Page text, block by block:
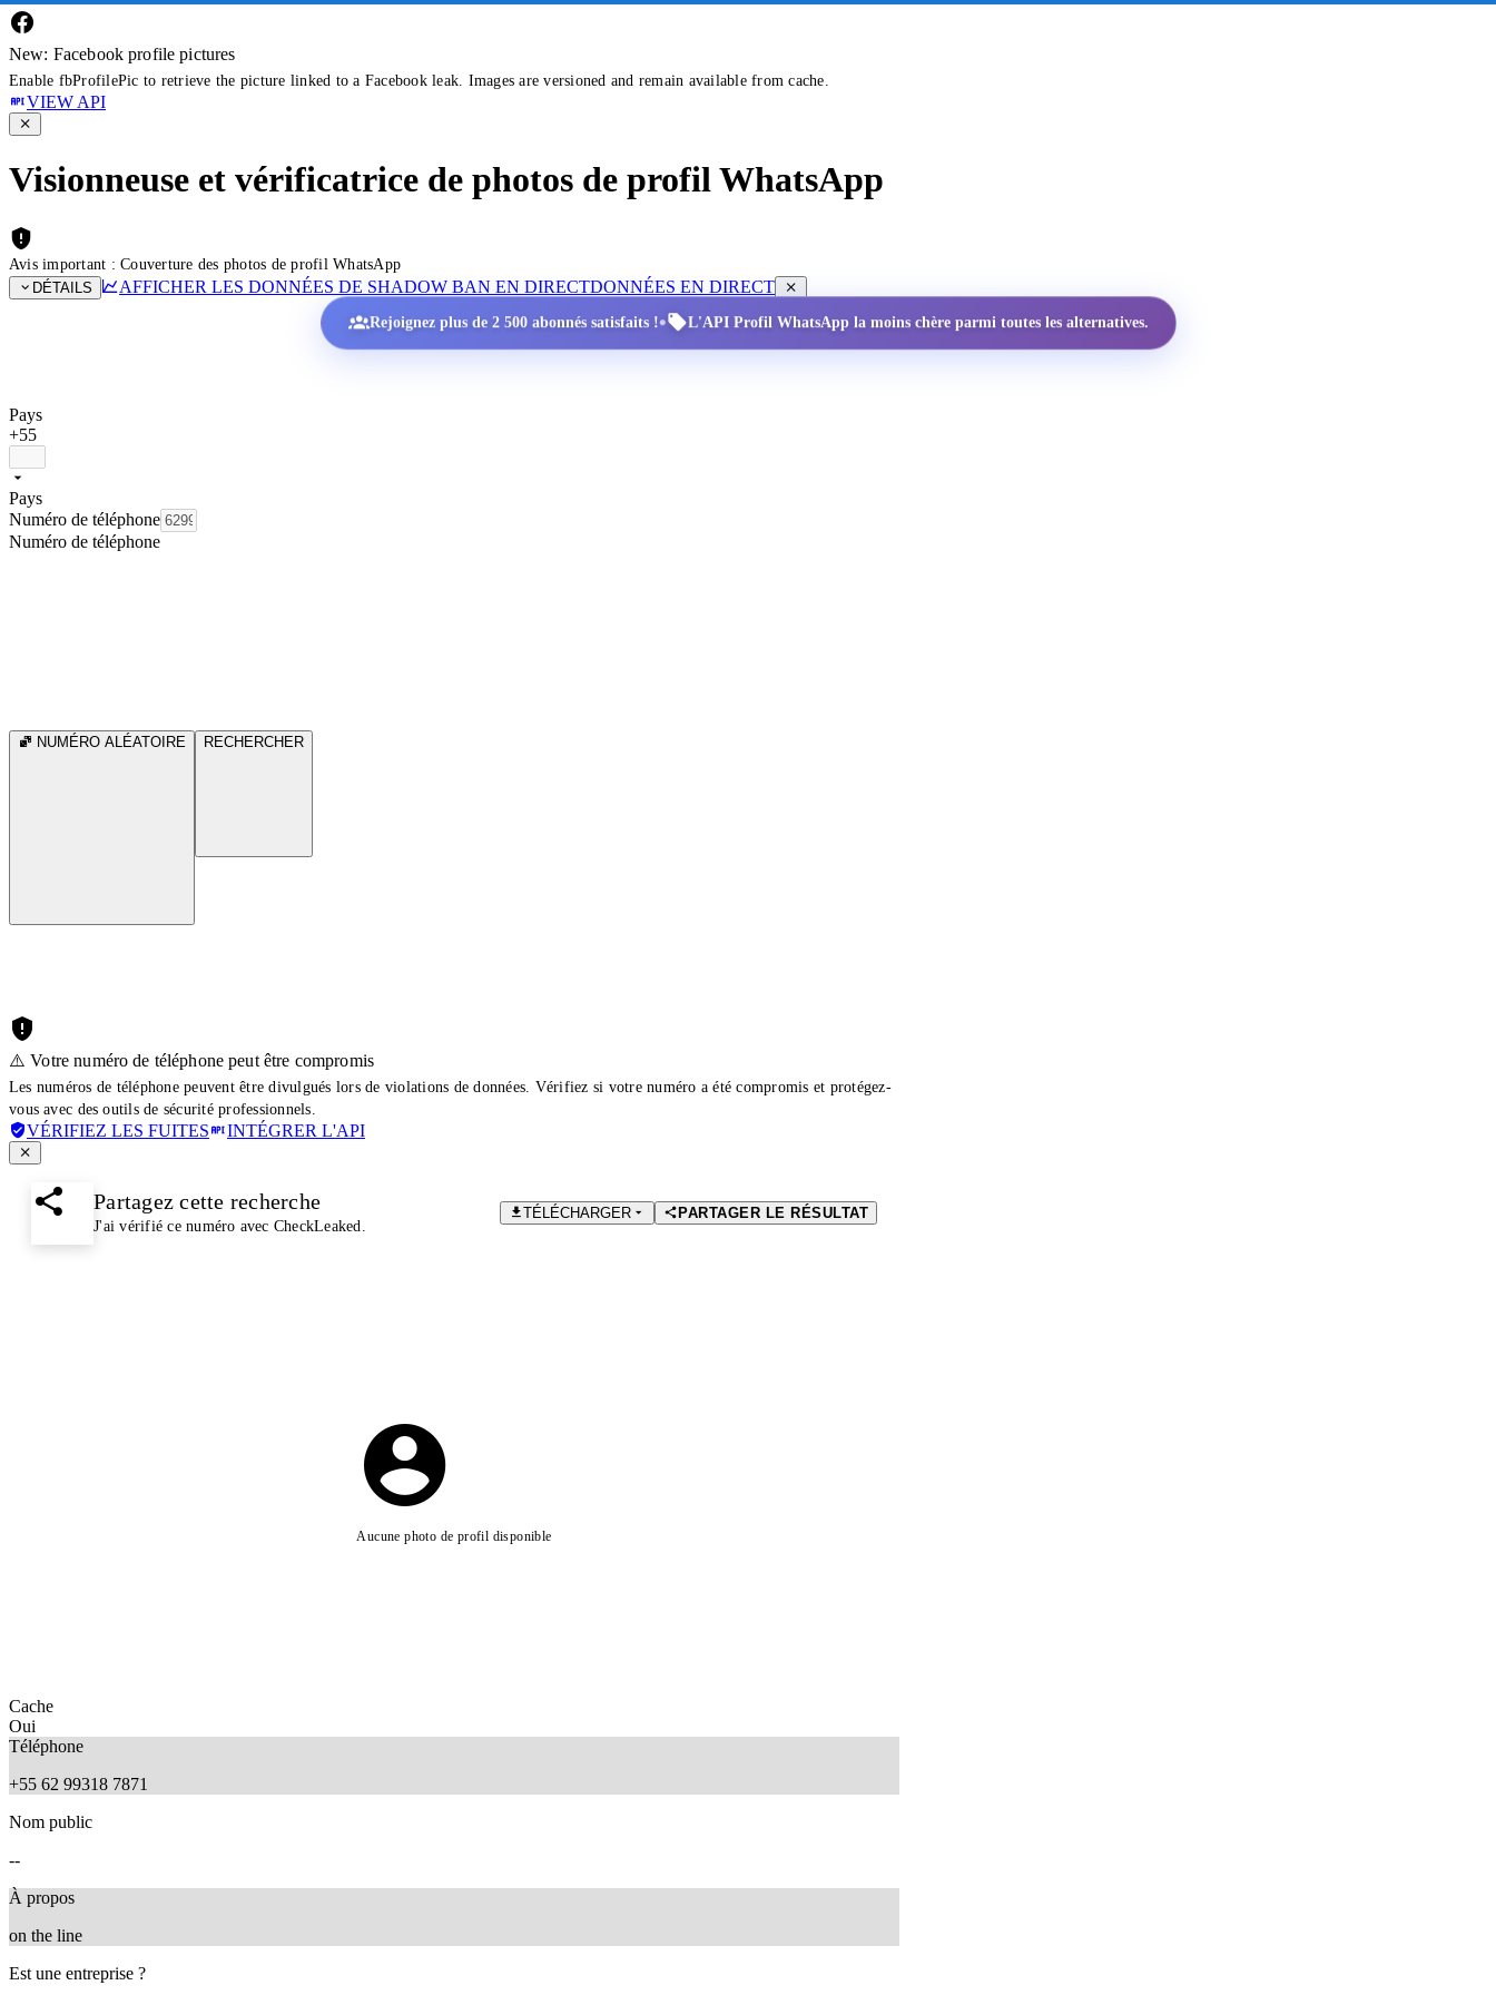
New: Facebook profile pictures
Enable fbProfilePic to retrieve the picture linked to a Facebook leak. Images are versioned and remain available from cache.
VIEW API
Visionneuse et vérificatrice de photos de profil WhatsApp
Avis important : Couverture des photos de profil WhatsApp
DÉTAILS
AFFICHER LES DONNÉES DE SHADOW BAN EN DIRECTDONNÉES EN DIRECT
Rejoignez plus de 2 500 abonnés satisfaits !• L'API Profil WhatsApp la moins chère parmi toutes les alternatives.
Pays
+55
Pays
Numéro de téléphone
Numéro de téléphone
NUMÉRO ALÉATOIRE RECHERCHER
⚠️ Votre numéro de téléphone peut être compromis
Les numéros de téléphone peuvent être divulgués lors de violations de données. Vérifiez si votre numéro a été compromis et protégez-
vous avec des outils de sécurité professionnels.
VÉRIFIEZ LES FUITES INTÉGRER L'API
Partagez cette recherche
J'ai vérifié ce numéro avec CheckLeaked.
TÉLÉCHARGER PARTAGER LE RÉSULTAT
Aucune photo de profil disponible
Cache
Oui
Téléphone
+55 62 99318 7871
Nom public
--
À propos
on the line
Est une entreprise ?